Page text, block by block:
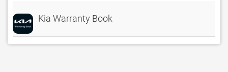
Kia Warranty Book